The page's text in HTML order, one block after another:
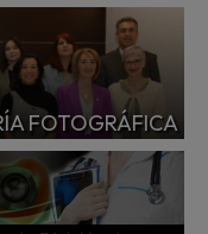
FOTOGRÁFICA